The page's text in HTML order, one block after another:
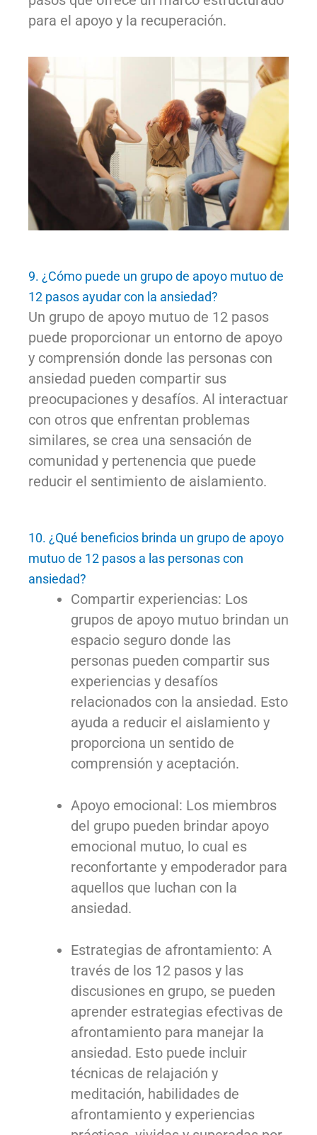
para el apoyo y la recuperación.
9. ¿Cómo puede un grupo de apoyo mutuo de
12 pasos ayudar con la ansiedad?
Un grupo de apoyo mutuo de 12 pasos
puede proporcionar un entorno de apoyo
y comprensión donde las personas con
ansiedad pueden compartir sus
preocupaciones y desafíos. Al interactuar
con otros que enfrentan problemas
similares, se crea una sensación de
comunidad y pertenencia que puede
reducir el sentimiento de aislamiento.
10. ¿Qué beneficios brinda un grupo de apoyo
mutuo de 12 pasos a las personas con
ansiedad?
Compartir experiencias: Los
grupos de apoyo mutuo brindan un
espacio seguro donde las
personas pueden compartir sus
experiencias y desafíos
relacionados con la ansiedad. Esto
ayuda a reducir el aislamiento y
proporciona un sentido de
comprensión y aceptación.
Apoyo emocional: Los miembros
del grupo pueden brindar apoyo
emocional mutuo, lo cual es
reconfortante y empoderador para
aquellos que luchan con la
ansiedad.
Estrategias de afrontamiento: A
través de los 12 pasos y las
discusiones en grupo, se pueden
aprender estrategias efectivas de
afrontamiento para manejar la
ansiedad. Esto puede incluir
técnicas de relajación y
meditación, habilidades de
afrontamiento y experiencias